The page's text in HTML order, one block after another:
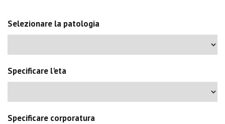
Selezionare la patologia
Specificare l'eta
Specificare corporatura